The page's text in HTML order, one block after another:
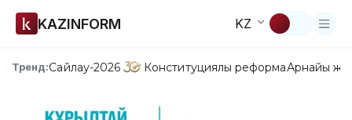
KAZINFORM KZ
Тренд:Сайлау-2026 Конституциялық реформаАрнайы